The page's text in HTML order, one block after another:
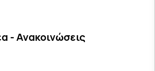
- Ανακοινώσεις